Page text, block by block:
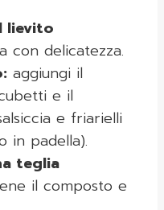
lievito
con delicatezza.
aggiungi il
e il
e friarielli
in padella).
teglia
il composto e